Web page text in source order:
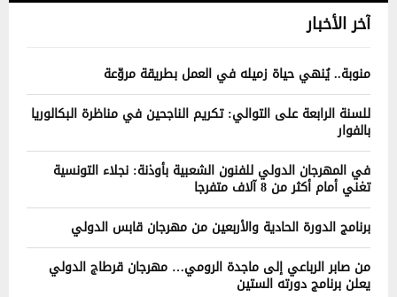
آخر الأخبار
منوبة.. يُنهي حياة زميله في العمل بطريقة مروّعة
للسنة الرابعة على التوالي: تكريم الناجحين في مناظرة البكالوريا
بالفوار
في المهرجان الدولي للفنون الشعبية بأوذنة: نجلاء التونسية
تغني أمام أكثر من 8 آلاف متفرجا
برنامج الدورة الحادية والأربعين من مهرجان قابس الدولي
من صابر الرباعي إلى ماجدة الرومي… مهرجان قرطاج الدولي
يعلن برنامج دورته الستين